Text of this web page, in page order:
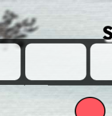
Skip
to
content